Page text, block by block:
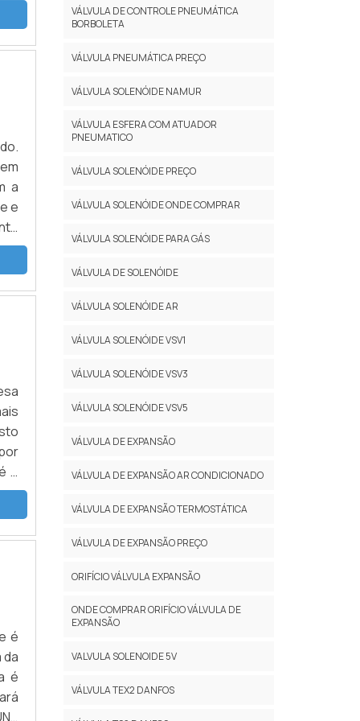
é
e
a
a
e
a
o
é
da
é
VÁLVULA DE CONTROLE PNEUMÁTICA
BORBOLETA
VÁLVULA PNEUMÁTICA PREÇO
VÁLVULA SOLENÓIDE NAMUR
VÁLVULA ESFERA COM ATUADOR
PNEUMATICO
VÁLVULA SOLENÓIDE PREÇO
VÁLVULA SOLENÓIDE ONDE COMPRAR
VÁLVULA SOLENÓIDE PARA GÁS
VÁLVULA DE SOLENÓIDE
VÁLVULA SOLENÓIDE AR
VÁLVULA SOLENÓIDE VSV1
VÁLVULA SOLENÓIDE VSV3
VÁLVULA SOLENÓIDE VSV5
VÁLVULA DE EXPANSÃO
VÁLVULA DE EXPANSÃO AR CONDICIONADO
VÁLVULA DE EXPANSÃO TERMOSTÁTICA
VÁLVULA DE EXPANSÃO PREÇO
ORIFÍCIO VÁLVULA EXPANSÃO
ONDE COMPRAR ORIFÍCIO VÁLVULA DE
EXPANSÃO
VALVULA SOLENOIDE 5V
VÁLVULA TEX2 DANFOS